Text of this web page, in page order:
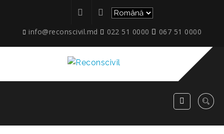
info@reconscivil.md 022 51 0000 067 51 0000